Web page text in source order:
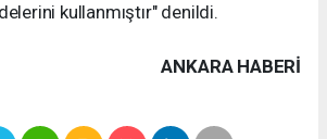
kullanmıştır" denildi.
ANKARA HABERİ